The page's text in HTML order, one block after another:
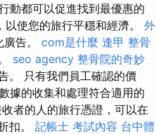
動都可以促進找到最優惠的
使您的旅行平穩和經濟。 外
告。 com是什麼 逢甲 整骨
seo agency 整骨院的奇妙
。 只有我們員工確認的價
據的收集和處理符合適用的
者的人的旅行憑證，可以在
扣。 記帳士 考試內容 台中體